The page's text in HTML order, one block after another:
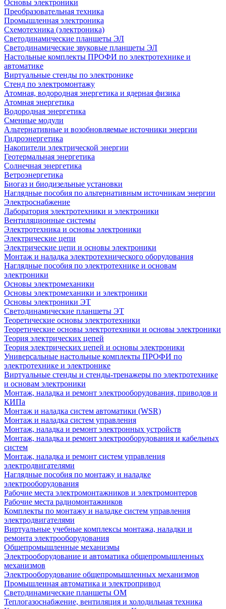
Основы электроники
Преобразовательная техника
Промышленная электроника
Схемотехника (электроника)
Светодинамические планшеты ЭЛ
Светодинамические звуковые планшеты ЭЛ
Настольные комплекты ПРОФИ по электротехнике и
автоматике
Виртуальные стенды по электронике
Стенд по электромонтажу
Атомная, водородная энергетика и ядерная физика
Атомная энергетика
Водородная энергетика
Сменные модули
Альтернативные и возобновляемые источники энергии
Гидроэнергетика
Накопители электрической энергии
Геотермальная энергетика
Солнечная энергетика
Ветроэнергетика
Биогаз и биодизельные установки
Наглядные пособия по альтернативным источникам энергии
Электроснабжение
Лаборатория электротехники и электроники
Вентиляционные системы
Электротехника и основы электроники
Электрические цепи
Электрические цепи и основы электроники
Монтаж и наладка электротехнического оборудования
Наглядные пособия по электротехнике и основам
электроники
Основы электромеханики
Основы электромеханики и электроники
Основы электроники ЭТ
Светодинамические планшеты ЭТ
Теоретические основы электротехники
Теоретические основы электротехники и основы электроники
Теория электрических цепей
Теория электрических цепей и основы электроники
Универсальные настольные комплекты ПРОФИ по
электротехнике и электронике
Виртуальные стенды и стенды-тренажеры по электротехнике
и основам электроники
Монтаж, наладка и ремонт электрооборудования, приводов и
КИПа
Монтаж и наладка систем автоматики (WSR)
Монтаж и наладка систем управления
Монтаж, наладка и ремонт электронных устройств
Монтаж, наладка и ремонт электрооборудования и кабельных
систем
Монтаж, наладка и ремонт систем управления
электродвигателями
Наглядные пособия по монтажу и наладке
электрооборудования
Рабочие места электромонтажников и электромонтеров
Рабочие места радиомонтажников
Комплекты по монтажу и наладке систем управления
электродвигателями
Виртуальные учебные комплексы монтажа, наладки и
ремонта электрооборудования
Общепромышленные механизмы
Электрооборудование и автоматика общепромышленных
механизмов
Электрооборудование общепромышленных механизмов
Промышленная автоматика и электропривод
Светодинамические планшеты ОМ
Теплогазоснабжение, вентиляция и холодильная техника